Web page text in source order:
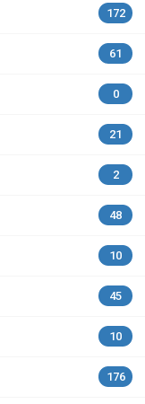
172
61
0
21
2
48
10
45
10
176